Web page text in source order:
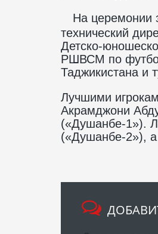
На церемонии
технический
Детско-
РШВСМ по
Таджикистана и
Лучшими
Акрамджони
(«Душанбе-1»).
(«Душанбе-2»),